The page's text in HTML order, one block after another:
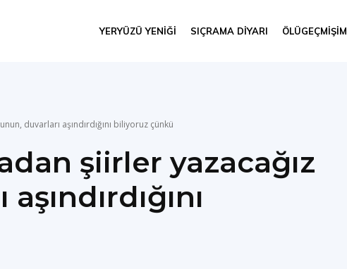
YERYÜZÜ YENIĞI SIÇRAMA DIYARI ÖLÜGEÇMIŞIM
duvarları aşındırdığını biliyoruz çünkü
şiirler yazacağız